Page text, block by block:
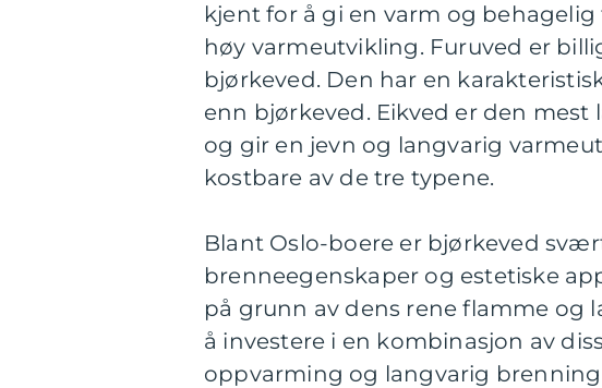
kjent for å gi en varm og
høy varmeutvikling. Furuved er
bjørkeved. Den har en
enn bjørkeved. Eikved er den
og gir en jevn og langvarig
kostbare av de tre typene.
Blant Oslo-boere er bjørkeved
brenneegenskaper og estetiske
på grunn av dens rene flamme og
å investere i en kombinasjon av
oppvarming og langvarig brenning